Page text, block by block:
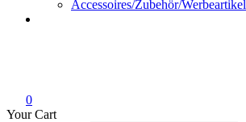
Accessoires/Zubehör/Werbeartikel
0
Your Cart